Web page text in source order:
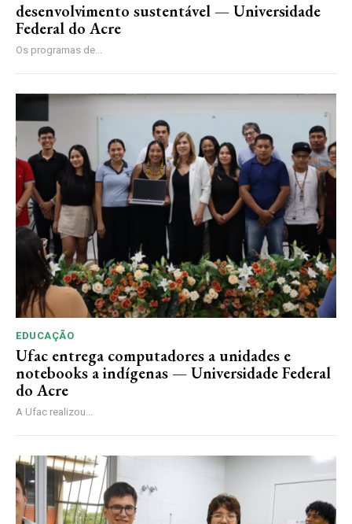
desenvolvimento sustentável — Universidade
Federal do Acre
Os programas de...
EDUCAÇÃO
Ufac entrega computadores a unidades e
notebooks a indígenas — Universidade Federal
do Acre
A Ufac realizou...